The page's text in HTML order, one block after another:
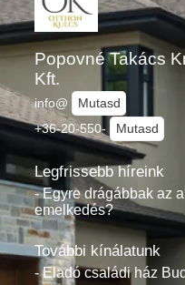
Popovné Takács
Kft.
info@
Mutasd
+36-20-550-
Mutasd
Legfrissebb híreink
- Egyre drágábbak az
emelkedés?
További kínálatunk
- Eladó családi ház